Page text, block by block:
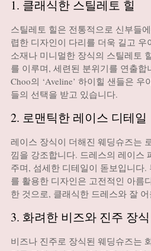
1. 클래식한 스틸레토 힐
스틸레토 힐은 전통적으로 신부들
렵한 디자인이 다리를 더욱 길고 우
소재나 미니멀한 장식의 스틸레토
를 이루며, 세련된 분위기를 연출합
Choo의 ‘Aveline’ 하이힐 샌들은
들의 선택을 받고 있습니다.
2. 로맨틱한 레이스 디테일
레이스 장식이 더해진 웨딩슈즈는
낌을 강조합니다. 드레스의 레이스
주며, 섬세한 디테일이 돋보입니다
를 활용한 디자인은 고전적인 아름
한 것으로, 클래식한 드레스와 잘
3. 화려한 비즈와 진주 장식
비즈나 진주로 장식된 웨딩슈즈는